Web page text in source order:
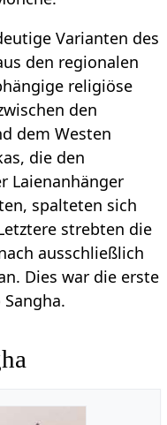
Varianten des
den regionalen
religiöse
den
dem Westen
die den
Laienanhänger
spalteten sich
strebten die
ausschließlich
Dies war die erste